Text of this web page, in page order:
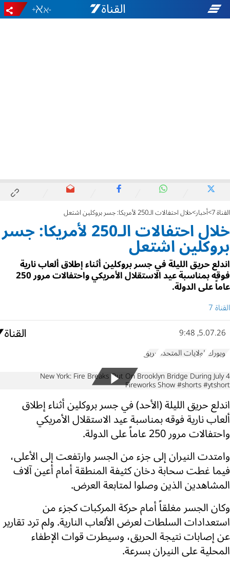
-
+
القناة 7 أخبار خلال احتفالات الـ250 لأمريكا: جسر بروكلين اشتعل
خلال احتفالات الـ250 لأمريكا: جسر بروكلين اشتعل
اندلع حريق الليلة في جسر بروكلين أثناء إطلاق ألعاب نارية
فوقه بمناسبة عيد الاستقلال الأمريكي واحتفالات مرور 250
عاماً على الدولة.
القناة 7
5.07.26, 9:48
نيويورك الولايات المتحدة حريق
New York: Fire Breaks Out On Brooklyn Bridge During July 4
Fireworks Show #shorts #ytshort
اندلع حريق الليلة (الأحد) في جسر بروكلين أثناء إطلاق
ألعاب نارية فوقه بمناسبة عيد الاستقلال الأمريكي
واحتفالات مرور 250 عاماً على الدولة.
وامتدت النيران إلى جزء من الجسر وارتفعت إلى الأعلى،
فيما غطت سحابة دخان كثيفة المنطقة أمام أعين آلاف
المشاهدين الذين وصلوا لمتابعة العرض.
وكان الجسر مغلقاً أمام حركة المركبات كجزء من
استعدادات السلطات لعرض الألعاب النارية. ولم ترد تقارير
عن إصابات نتيجة الحريق، وسيطرت قوات الإطفاء
المحلية على النيران بسرعة.